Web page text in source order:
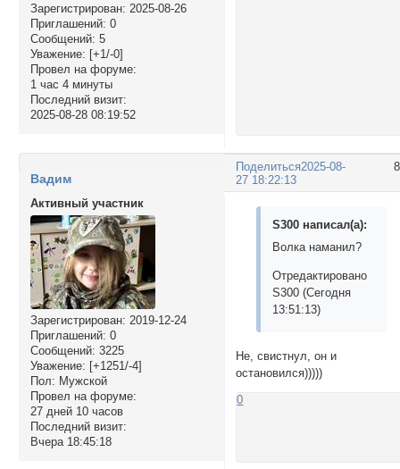
Зарегистрирован: 2025-08-26
Приглашений: 0
Сообщений: 5
Уважение: [+1/-0]
Провел на форуме:
1 час 4 минуты
Последний визит:
2025-08-28 08:19:52
Поделиться2025-08-
27 18:22:13
Вадим
Активный участник
Зарегистрирован: 2019-12-24
Приглашений: 0
Сообщений: 3225
Уважение: [+1251/-4]
Пол: Мужской
Провел на форуме:
27 дней 10 часов
Последний визит:
Вчера 18:45:18
S300 написал(а):
Волка наманил?
Отредактировано
S300 (Сегодня
13:51:13)
Не, свистнул, он и
остановился)))))
0